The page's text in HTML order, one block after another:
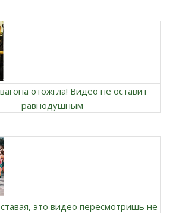
отожгла! Видео не оставит
равнодушным
это видео пересмотришь не